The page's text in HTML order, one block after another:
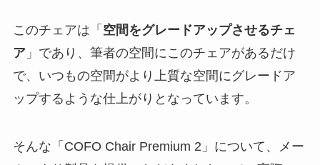
このチェアは「 空間をグレードアップさせるチェ
ア」であり、筆者の空間にこのチェアがあるだけ
で、いつもの空間がより上質な空間にグレードア
ップするような仕上がりとなっています。
そんな「COFO Chair Premium 2」について、メー